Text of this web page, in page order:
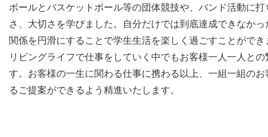
ボールとバスケットボール等の団体競技や、バンド活動に
さ、大切さを学びました。自分だけでは到底達成できなか
関係を円滑にすることで学生生活を楽しく過ごすことができ
リビングライフで仕事をしていく中でもお客様一人一人と
す。お客様の一生に関わる仕事に携わる以上、一組一組の
るご提案ができるよう精進いたします。